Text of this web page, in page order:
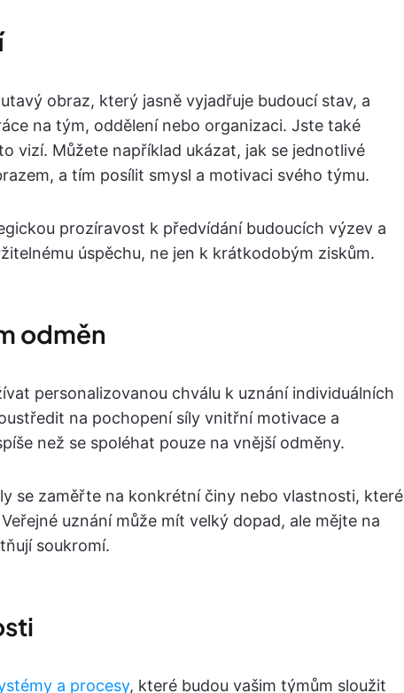
obraz, který jasně vyjadřuje budoucí stav, a
na tým, oddělení nebo organizaci. Jste také
vizí. Můžete například ukázat, jak se jednotlivé
a tím posílit smysl a motivaci svého týmu.
prozíravost k předvídání budoucích výzev a
úspěchu, ne jen k krátkodobým ziskům.
odměn
personalizovanou chválu k uznání individuálních
na pochopení síly vnitřní motivace a
než se spoléhat pouze na vnější odměny.
se zaměřte na konkrétní činy nebo vlastnosti, které
uznání může mít velký dopad, ale mějte na
soukromí.
a procesy, které budou vašim týmům sloužit